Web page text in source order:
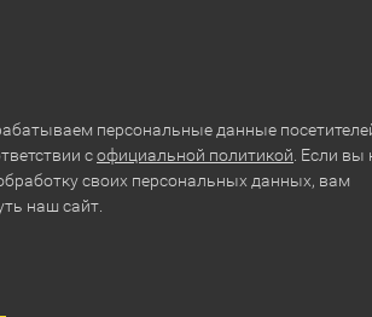
персональные данные
софициальной политикой . Если вы
своих персональных данных, вам
наш сайт.